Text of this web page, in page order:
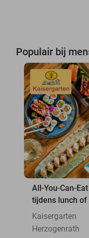
Populair bij
All-You-Can-
tijdens lunch
Kaisergarten
Herzogenrath